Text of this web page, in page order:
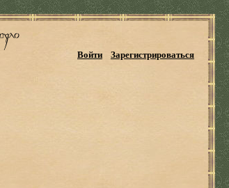
Войти Зарегистрироваться